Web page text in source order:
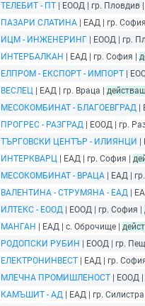
ТЕЛЕБИТ - ПТ | ЕООД | гр. Пловдив |
ПАЗАРИ СЛАТИНА | ЕАД | гр. София
ИЦМ - ИНЖЕНЕРИНГ | ЕООД | гр.
ИНТЕРБАЛКАН | ЕАД | гр. София |
ЕЛПРОМ - ЕКСПОРТ - ИМПОРТ |
ВЕСЛЕЦ | ЕАД | гр. Враца |
МЕСОКОМБИНАТ - БЛАГОЕВГРАД |
ПРОГРЕС - РАЗГРАД | ЕООД | гр.
ТЪРГОВСКИ ЦЕНТЪР - ИЛИЯНЦИ
ИНТЕРКВАРЦ | ЕАД | гр. София |
МЕСОКОМБИНАТ - ВРАЦА | ЕАД |
ВАЛЕНТИНА - СТРУМЯНА - ЕАД |
ИЛТЕКС - ЕООД | ЕООД | гр. София |
МАНГАН | ЕАД | с. Оброчище |
РОДОПСКИ РУБИН | ЕООД | гр.
ЕЛЕКТРОНИНВЕСТ | ЕАД | гр.
МЛЕЧНА ПРОМИШЛЕНОСТ | ЕООД |
КАМЪШИТ - АД | ЕАД | гр. Силистра |